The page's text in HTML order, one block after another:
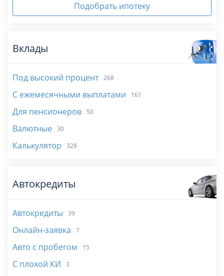
Подобрать ипотеку
Вклады
Под высокий процент 268
С ежемесячными выплатами 161
Для пенсионеров 50
Валютные 30
Калькулятор 328
Автокредиты
Автокредиты 39
Онлайн-заявка 7
Авто с пробегом 15
С плохой КИ 3